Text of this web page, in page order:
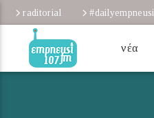
raditorial #dailyempneusi
νέα